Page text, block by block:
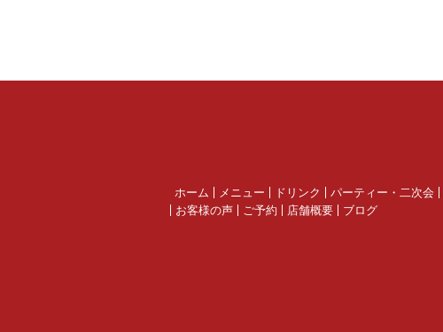
ホーム メニュー ドリンク パーティー・二次会
お客様の声
ご予約 店舗概要 ブログ